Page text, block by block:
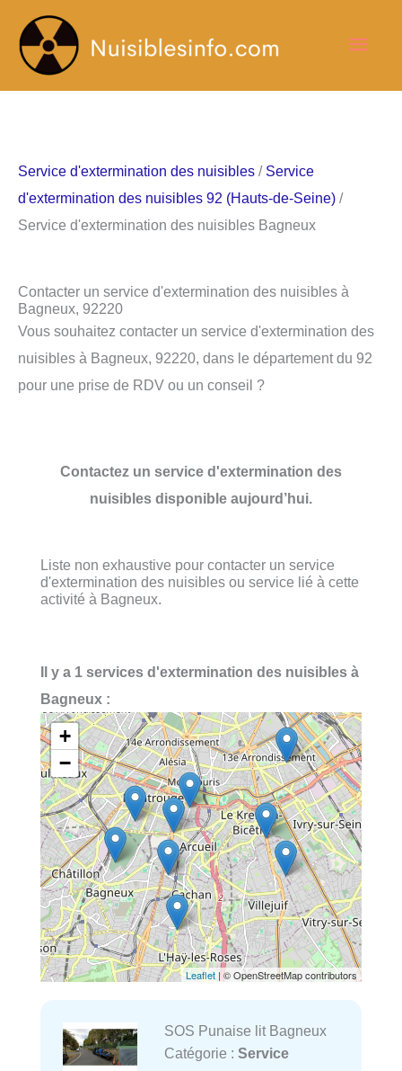
contenu
Service d'extermination des nuisibles / Service
d'extermination des nuisibles 92 (Hauts-de-Seine) /
Service d'extermination des nuisibles Bagneux
Contacter un service d'extermination des nuisibles à
Bagneux, 92220
Vous souhaitez contacter un service d'extermination des
nuisibles à Bagneux, 92220, dans le département du 92
pour une prise de RDV ou un conseil ?
Contactez un service d'extermination des
nuisibles disponible aujourd’hui.
Liste non exhaustive pour contacter un service
d'extermination des nuisibles ou service lié à cette
activité à Bagneux.
Il y a 1 services d'extermination des nuisibles à
Bagneux :
+
−
Leaflet | © OpenStreetMap contributors
SOS Punaise lit Bagneux
Catégorie : Service